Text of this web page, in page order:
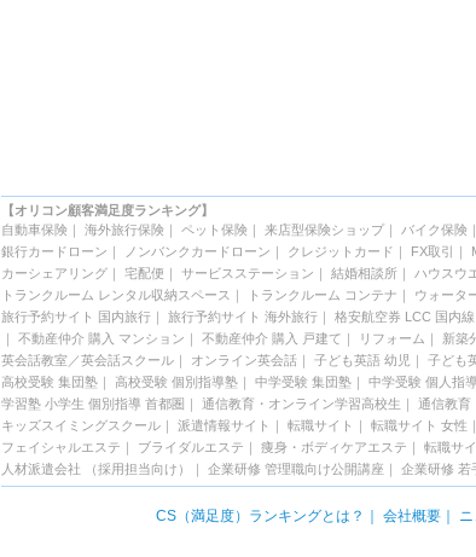
【オリコン顧客満足度ランキング】
自動車保険｜ 海外旅行保険｜ ペット保険｜ 来店型保険ショップ｜ バイク保険｜
銀行カードローン ｜ ノンバンクカードローン ｜ クレジットカード ｜ FX取引 ｜
カーシェアリング｜ 宅配便 ｜ サービスステーション ｜ 結婚相談所｜ ハウスウ
トランクルーム レンタル収納スペース ｜ トランクルーム コンテナ ｜ ウォータ
旅行予約サイト 国内旅行｜ 旅行予約サイト 海外旅行｜ 格安航空券 LCC 国内線
｜ 不動産仲介 購入 マンション ｜ 不動産仲介 購入 戸建て ｜ リフォーム ｜ 新築
英会話教室／英会話スクール｜ オンライン英会話 ｜ 子ども英語 幼児 ｜ 子ども
高校受験 集団塾｜ 高校受験 個別指導塾｜ 中学受験 集団塾｜ 中学受験 個人指
学習塾 小学生 個別指導 首都圏 ｜ 通信教育・オンライン学習高校生 ｜ 通信教育
キッズスイミングスクール｜ 派遣情報サイト ｜ 転職サイト ｜ 転職サイト 女性 ｜
フェイシャルエステ ｜ ブライダルエステ ｜ 痩身・ボディケアエステ ｜ 転職サ
人材派遣会社 （採用担当向け）
｜ 企業研修 管理職向け公開講座 ｜ 企業研修 若
CS（満足度）ランキングとは？ ｜ 会社概要｜